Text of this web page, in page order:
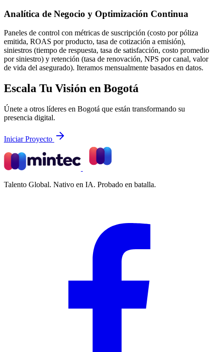
Analítica de Negocio y Optimización Continua
Paneles de control con métricas de suscripción (costo por póliza
emitida, ROAS por producto, tasa de cotización a emisión),
siniestros (tiempo de respuesta, tasa de satisfacción, costo promedio
por siniestro) y retención (tasa de renovación, NPS por canal, valor
de vida del asegurado). Iteramos mensualmente basados en datos.
Escala Tu Visión en Bogotá
Únete a otros líderes en Bogotá que están transformando su
presencia digital.
Iniciar Proyecto
Talento Global. Nativo en IA. Probado en batalla.